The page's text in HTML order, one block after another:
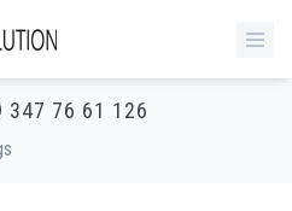
347 76 61 126